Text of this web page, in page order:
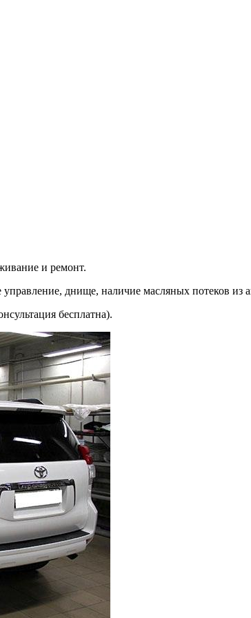
и ремонт.
днище, наличие масляных потеков из
бесплатна).